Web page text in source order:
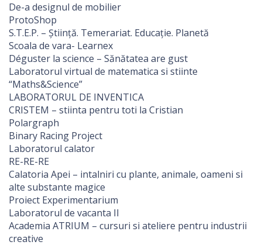
De-a designul de mobilier
ProtoShop
S.T.E.P. – Știință. Temerariat. Educație. Planetă
Scoala de vara- Learnex
Déguster la science – Sănătatea are gust
Laboratorul virtual de matematica si stiinte
“Maths&Science”
LABORATORUL DE INVENTICA
CRISTEM – stiinta pentru toti la Cristian
Polargraph
Binary Racing Project
Laboratorul calator
RE-RE-RE
Calatoria Apei – intalniri cu plante, animale, oameni si
alte substante magice
Proiect Experimentarium
Laboratorul de vacanta II
Academia ATRIUM – cursuri si ateliere pentru industrii
creative